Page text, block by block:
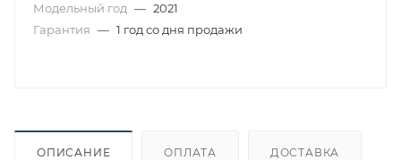
Модельный год — 2021
Гарантия — 1 год со дня продажи
ОПИСАНИЕ ОПЛАТА ДОСТАВКА